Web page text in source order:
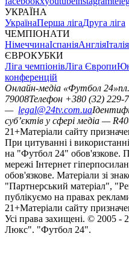
УКРАЇНА
УкраїнаПерша лігаДруга ліга
ЧЕМПІОНАТИ
НімеччинаІспаніяАнгліяІталія
ЄВРОКУБКИ
Ліга чемпіонівЛіга Європи
конференцій
Онлайн-медіа «Футбол 24»
79008Телефон +380 (32) 229-
— legal@24tv.com.ua
суб’єктів у сфері медіа —
21+Матеріали сайту
При цитуванні і
на "Футбол 24" обов'язкове.
мережі Інтернет
обов'язкове. Матеріали зі
"Партнерський матеріал",
публікуємо на правах
21+Матеріали сайту
Усi права захищенi. © 2005 -
Люкс". "Футбол 24".